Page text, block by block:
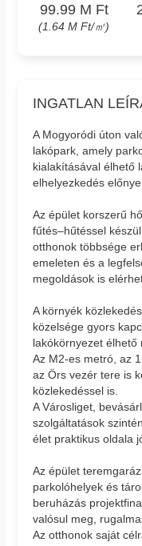
99.99 M Ft
(1.64 M Ft/㎡)
INGATLAN
A Mogyoródi úton
lakópark, amely
kialakításával élhető
elhelyezkedés
Az épület korszerű
fűtés–hűtéssel
otthonok többsége
emeleten és a
megoldások is
A környék
közelsége gyors
lakókörnyezet élhető
Az M2-es metró, az
az Örs vezér tere is
közlekedéssel is.
A Városliget,
szolgáltatások
élet praktikus oldala
Az épület
parkolóhelyek és
beruházás
valósul meg,
Az otthonok saját